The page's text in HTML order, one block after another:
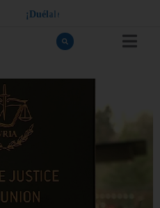
¡ Dué a e